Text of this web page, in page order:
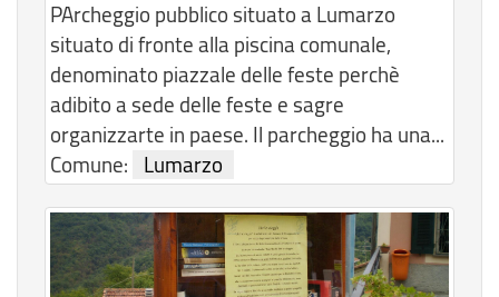
PArcheggio pubblico situato a Lumarzo
situato di fronte alla piscina comunale,
denominato piazzale delle feste perchè
adibito a sede delle feste e sagre
organizzarte in paese. Il parcheggio ha una...
Comune:
Lumarzo